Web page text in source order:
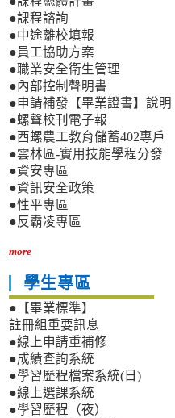
●課程諮詢
●中途離校填報
●員工協助方案
●職業安全衛生管理
●內部控制聲明書
●申請補發【畢業證書】說明
●螺聲校刊電子報
●西螺農工教育儲蓄402專戶
●雲林區-實用技能學程分發
●資安專區
●資訊安全政策
●性平專區
●反霸凌專區
more
學生專區
●【畢業標準】
註冊組重要訊息
●線上申請重補修
●成績查詢系統
●學習歷程檔案系統(日)
●線上選課系統
●學習歷程（夜）